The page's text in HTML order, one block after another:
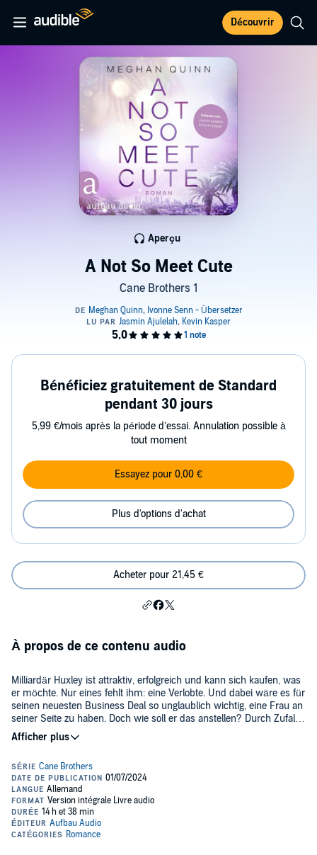
Découvrir
A Not So Meet Cute
Cane Brothers 1
Aperçu
Bénéficiez gratuitement de Standard
pendant 30 jours
5,99 €/mois après la période d’essai. Annulation possible à
tout moment
Essayez pour 0,00 €
Plus d'options d'achat
Acheter pour 21,45 €
À propos de ce contenu audio
Milliardär Huxley ist attraktiv, erfolgreich und kann sich kaufen, was
er möchte. Nur eines fehlt ihm: eine Verlobte. Und dabei wäre es für
seinen neuesten Business Deal so unglaublich wichtig, eine Frau an
seiner Seite zu haben. Doch wie soll er das anstellen? Durch Zufall
trifft er bei einem Spaziergang auf Lottie, und es könnte nicht besser
laufen: Lottie lässt sich auf seinen Vorschlag ein und schlüpft in die
wohnen zusammen, gehen auf Dates, spielen das glücklich verliebte
Traumpaar, und sie begleitet ihn bei gesellschaftlichen
Verpflichtungen.
Der Bestseller aus den USA - endlich auch in Deutschland!
©2024 Aufbau Verlage GmbH & Co. KG (P)2024 Spotting Image
GmbH